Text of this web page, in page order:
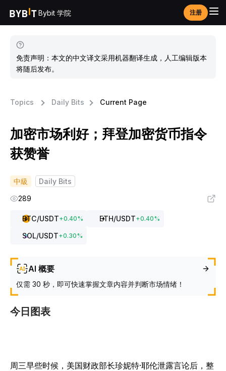
Bybit 学院 注册
免责声明：本文的中文译文采用机器翻译生成，人工编辑版本
将随后发布。
Topics Daily Bits Current Page
加密市场利好；拜登加密货币指令
获赞誉
中級
Daily Bits
289
BTC/USDT+0.40% ETH/USDT+0.40%
SOL/USDT+0.30%
AI 概要
仅需 30 秒，即可快速掌握文章内容并判断市场情绪！
今日图表
周三早些时候，美国财政部长珍妮特·耶伦泄露言论后，整